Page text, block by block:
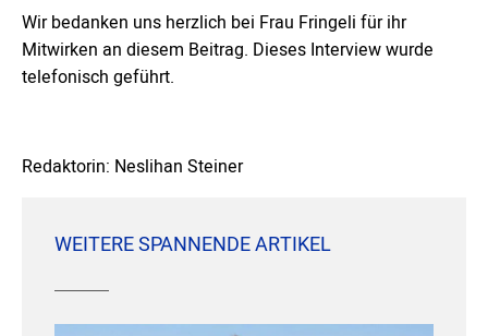
Wir bedanken uns herzlich bei Frau Fringeli für ihr
Mitwirken an diesem Beitrag. Dieses Interview wurde
telefonisch geführt.
Redaktorin: Neslihan Steiner
WEITERE SPANNENDE ARTIKEL